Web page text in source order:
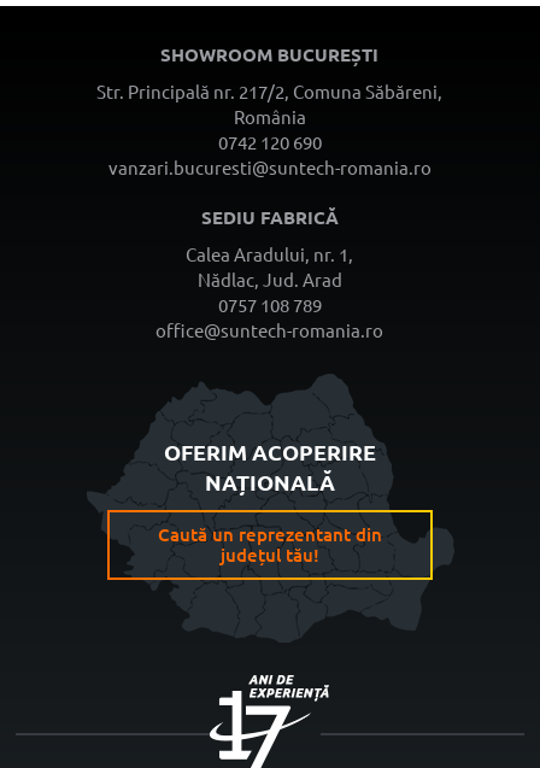
SHOWROOM BUCUREȘTI
Str. Principală nr. 217/2, Comuna Săbăreni,
România
0742 120 690
vanzari.bucuresti@suntech-romania.ro
SEDIU FABRICĂ
Calea Aradului, nr. 1,
Nădlac, Jud. Arad
0757 108 789
office@suntech-romania.ro
OFERIM ACOPERIRE
NAȚIONALĂ
Caută un reprezentant din
județul tău!